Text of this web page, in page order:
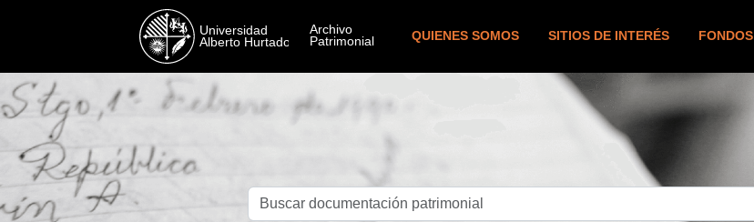
QUIENES SOMOS SITIOS DE INTERÉS FONDOS